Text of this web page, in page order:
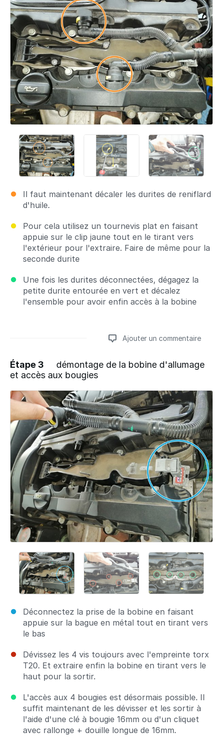
Il faut maintenant décaler les durites de reniflard
d'huile.
Pour cela utilisez un tournevis plat en faisant
appuie sur le clip jaune tout en le tirant vers
l'extérieur pour l'extraire. Faire de même pour la
seconde durite
Une fois les durites déconnectées, dégagez la
petite durite entourée en vert et décalez
l'ensemble pour avoir enfin accès à la bobine
Ajouter un commentaire
Ajouter un commentaire
Étape 3
démontage de la bobine d'allumage
et accès aux bougies
Déconnectez la prise de la bobine en faisant
appuie sur la bague en métal tout en tirant vers
le bas
Dévissez les 4 vis toujours avec l'empreinte torx
T20. Et extraire enfin la bobine en tirant vers le
haut pour la sortir.
L'accès aux 4 bougies est désormais possible. Il
suffit maintenant de les dévisser et les sortir à
l'aide d'une clé à bougie 16mm ou d'un cliquet
avec rallonge + douille longue de 16mm.